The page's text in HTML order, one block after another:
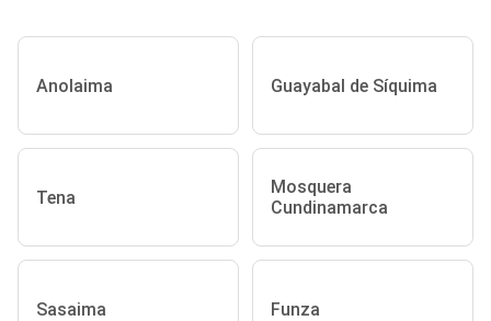
Anolaima Guayabal de Síquima
Tena
Mosquera
Cundinamarca
Sasaima Funza